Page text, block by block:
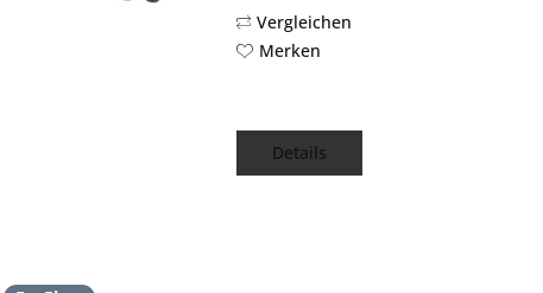
Vergleichen
Merken
Details